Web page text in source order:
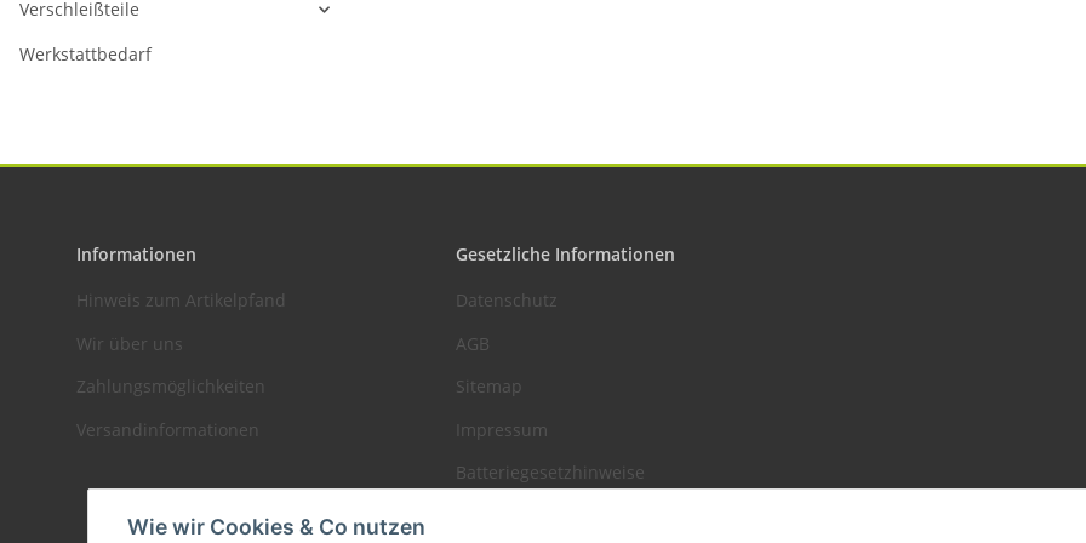
Wie wir Cookies & Co nutzen
Verschleißteile
Werkstattbedarf
Informationen
Hinweis zum Artikelpfand
Wir über uns
Zahlungsmöglichkeiten
Versandinformationen
Gesetzliche Informationen
Datenschutz
AGB
Sitemap
Impressum
Batteriegesetzhinweise